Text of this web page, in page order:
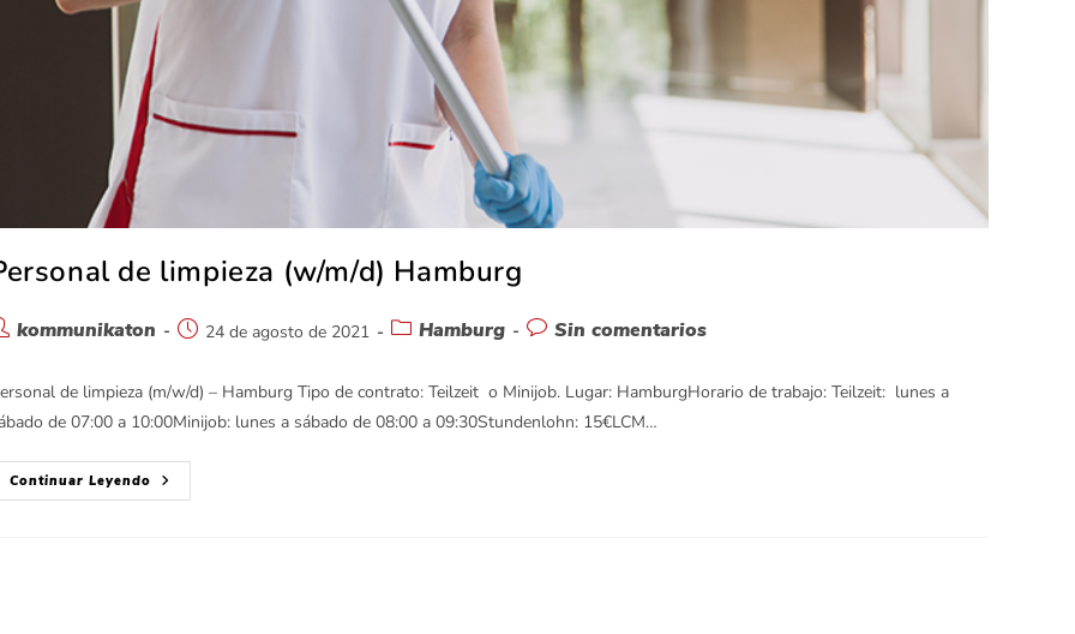
de limpieza (w/m/d) Hamburg
kommunikaton 24 de agosto de 2021 Hamburg Sin comentarios
de limpieza (m/w/d) – Hamburg Tipo de contrato: Teilzeit o Minijob. Lugar: HamburgHorario de trabajo: Teilzeit: lunes a
de 07:00 a 10:00Minijob: lunes a sábado de 08:00 a 09:30Stundenlohn: 15€LCM…
Continuar Leyendo